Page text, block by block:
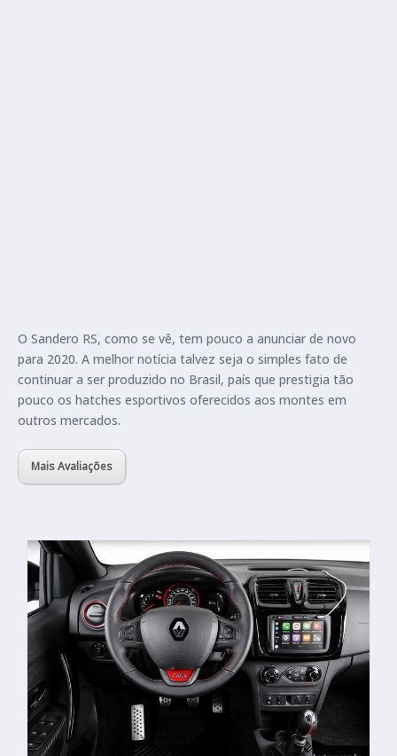
O Sandero RS, como se vê, tem pouco a anunciar de novo
para 2020. A melhor notícia talvez seja o simples fato de
continuar a ser produzido no Brasil, país que prestigia tão
pouco os hatches esportivos oferecidos aos montes em
outros mercados.
Mais Avaliações